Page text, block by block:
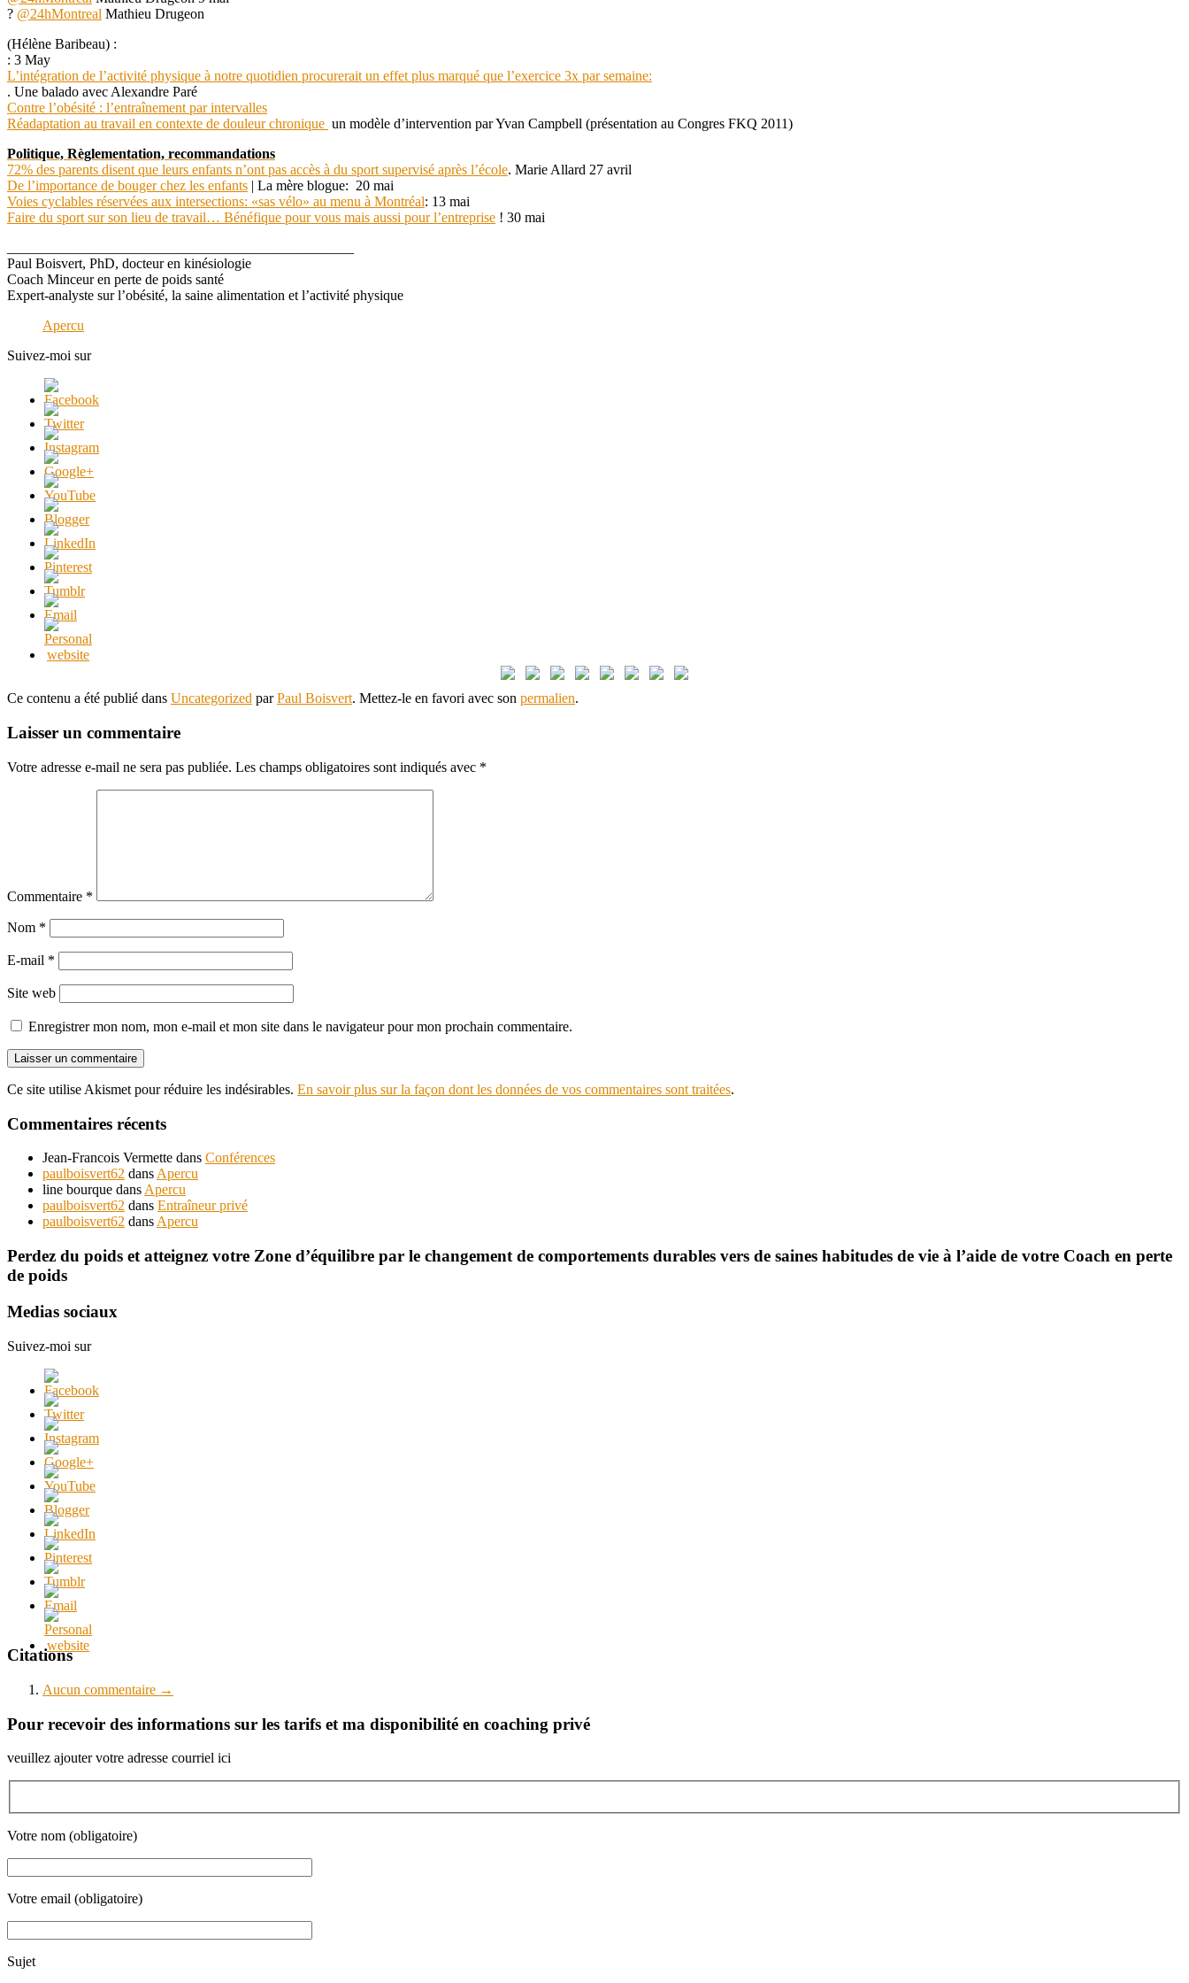
? @24hMontreal Mathieu Drugeon
(Hélène Baribeau) :
: 3 May
L’intégration de l’activité physique à notre quotidien procurerait un effet plus marqué que l’exercice 3x par semaine:
. Une balado avec Alexandre Paré
Contre l’obésité : l’entraînement par intervalles
Réadaptation au travail en contexte de douleur chronique un modèle d’intervention par Yvan Campbell (présentation au Congres FKQ 2011)
Politique, Règlementation, recommandations
72% des parents disent que leurs enfants n’ont pas accès à du sport supervisé après l’école. Marie Allard 27 avril
De l’importance de bouger chez les enfants | La mère blogue: 20 mai
Voies cyclables réservées aux intersections: «sas vélo» au menu à Montréal: 13 mai
Faire du sport sur son lieu de travail… Bénéfique pour vous mais aussi pour l’entreprise ! 30 mai
Paul Boisvert, PhD, docteur en kinésiologie
Coach Minceur en perte de poids santé
Expert-analyste sur l’obésité, la saine alimentation et l’activité physique
Apercu
Suivez-moi sur
Ce contenu a été publié dans Uncategorized parPaul Boisvert. Mettez-le en favori avec son permalien.
Laisser un commentaire
Votre adresse e-mail ne sera pas publiée. Les champs obligatoires sont indiqués avec *
Commentaire *
Nom *
E-mail *
Site web
Enregistrer mon nom, mon e-mail et mon site dans le navigateur pour mon prochain commentaire.
Ce site utilise Akismet pour réduire les indésirables. En savoir plus sur la façon dont les données de vos commentaires sont traitées.
Commentaires récents
Jean-Francois Vermette dans Conférences
paulboisvert62 dans Apercu
line bourque dans Apercu
paulboisvert62 dans Entraîneur privé
paulboisvert62 dans Apercu
Perdez du poids et atteignez votre Zone d’équilibre par le changement de comportements durables vers de saines habitudes de vie à l’aide de votre Coach en perte
de poids
Medias sociaux
Suivez-moi sur
Citations
Aucun commentaire →
Pour recevoir des informations sur les tarifs et ma disponibilité en coaching privé
veuillez ajouter votre adresse courriel ici
Votre nom (obligatoire)
Votre email (obligatoire)
Sujet